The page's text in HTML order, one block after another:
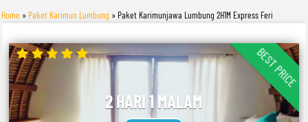
Home » Paket Karimun Lumbung » Paket Karimunjawa Lumbung 2H1M Express Feri
BEST PRICE
2 HARI 1 MALAM